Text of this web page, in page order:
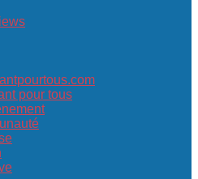
pour tous